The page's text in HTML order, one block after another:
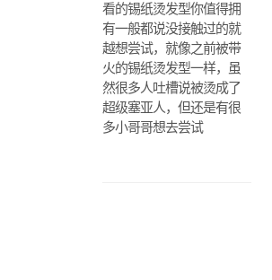
看的锡纸烫发型你值得拥
有一般都说没接触过的就
越想尝试，就像之前被带
火的锡纸烫发型一样，虽
然很多人吐槽说被烫成了
超级塞亚人，但还是有很
多小哥哥想去尝试